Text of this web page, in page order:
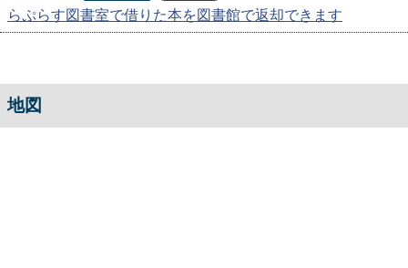
らぷらす図書室で借りた本を図書館で返却できます
地図